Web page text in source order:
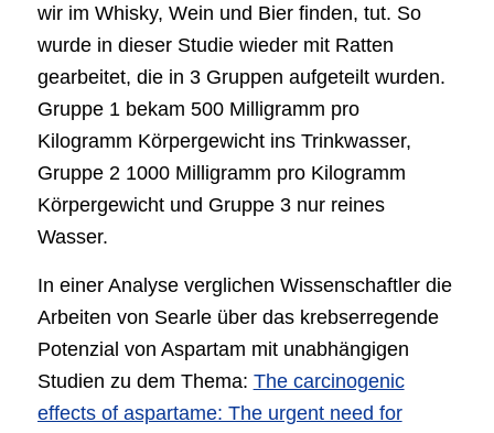
wir im Whisky, Wein und Bier finden, tut. So
wurde in dieser Studie wieder mit Ratten
gearbeitet, die in 3 Gruppen aufgeteilt wurden.
Gruppe 1 bekam 500 Milligramm pro
Kilogramm Körpergewicht ins Trinkwasser,
Gruppe 2 1000 Milligramm pro Kilogramm
Körpergewicht und Gruppe 3 nur reines
Wasser.
In einer Analyse verglichen Wissenschaftler die
Arbeiten von Searle über das krebserregende
Potenzial von Aspartam mit unabhängigen
Studien zu dem Thema: The carcinogenic
effects of aspartame: The urgent need for